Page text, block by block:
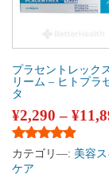
プラセントレック
リーム – ヒトプラ
タ
¥2,290 – ¥
5段階中 4.75の評
カテゴリ―: 美容
ケア